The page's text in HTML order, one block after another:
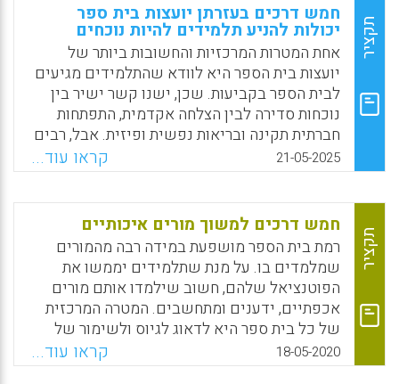
תקציר
חמש דרכים בעזרתן יועצות בית ספר
יכולות להניע תלמידים להיות נוכחים
אחת המטרות המרכזיות והחשובות ביותר של
יועצות בית הספר היא לוודא שהתלמידים מגיעים
לבית הספר בקביעות. שכן, ישנו קשר ישיר בין
נוכחות סדירה לבין הצלחה אקדמית, התפתחות
חברתית תקינה ובריאות נפשית ופיזית. אבל, רבים
הם התלמידים המתמודדים עם אתגרים אישיים,
משפחתיים, רגשיים ואקדמיים שעלולים להוביל
להיעלמות מתמשכת או כרונית. על רקע זה,
המאמר מציג חמש אסטרטגיות מפתח שבכוחן
להנחות יועצות חינוכיות ולסייע להן לתמוך
בתלמידים, להניעם להיות נוכחים ולטפח אווירה
בית ספרית מזמינה.
WhatsApp
Facebook
Email
X
21-05-2025 קראו עוד...
תקציר
חמש דרכים למשוך מורים איכותיים
רמת בית הספר מושפעת במידה רבה מהמורים
שמלמדים בו. על מנת שתלמידים יממשו את
הפוטנציאל שלהם, חשוב שילמדו אותם מורים
אכפתיים, ידענים ומתחשבים. המטרה המרכזית
של כל בית ספר היא לדאוג לגיוס ולשימור של
המורים הטובים ביותר. על רקע זה, מוצעות חמש
דרכים למשוך מורים איכותיים לבית הספר.
18-05-2020 קראו עוד...